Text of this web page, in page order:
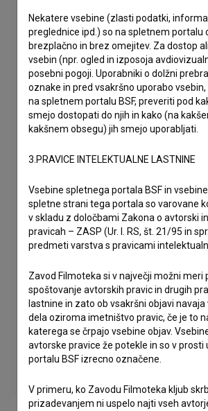
Nekatere vsebine (zlasti podatki,
preglednice ipd.) so na spletnem portalu
brezplačno in brez omejitev. Za dostop
vsebin (npr. ogled in izposoja
posebni pogoji. Uporabniki o dolžni
oznake in pred vsakršno uporabo
na spletnem portalu BSF, preveriti pod
smejo dostopati do njih in kako (na
kakšnem obsegu) jih smejo uporabljati.
3.PRAVICE INTELEKTUALNE LASTNINE
Vsebine spletnega portala BSF in
spletne strani tega portala so varovane
v skladu z določbami Zakona o avtorski
pravicah – ZASP (Ur. l. RS, št. 21/95 in
predmeti varstva s pravicami
Zavod Filmoteka si v največji možni meri
spoštovanje avtorskih pravic in drugih
lastnine in zato ob vsakršni objavi
dela oziroma imetništvo pravic, če je to
katerega se črpajo vsebine objav.
avtorske pravice že potekle in so v prosti
portalu BSF izrecno označene.
V primeru, ko Zavodu Filmoteka kljub
prizadevanjem ni uspelo najti vseh